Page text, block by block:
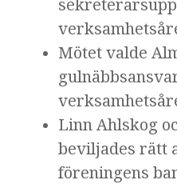
Mötet valde
Linn Ahlskog
beviljades rätt
föreningens